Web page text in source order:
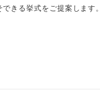
きる挙式をご提案します。